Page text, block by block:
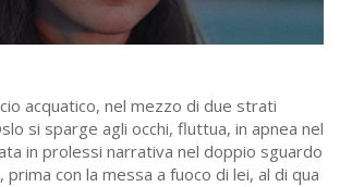
acquatico, nel mezzo di due strati
si sparge agli occhi, fluttua, in apnea nel
in prolessi narrativa nel doppio sguardo
con la messa a fuoco di lei, al di qua